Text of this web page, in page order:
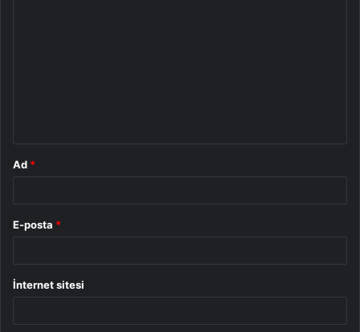
Ad *
E-posta *
İnternet sitesi